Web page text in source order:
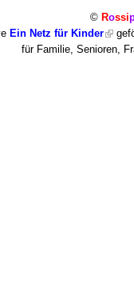
© Rossi
Ein Netz für Kinder
für Familie, Senioren,